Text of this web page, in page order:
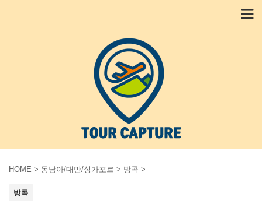
HOME > 동남아/대만/싱가포르 > 방콕 >
방콕